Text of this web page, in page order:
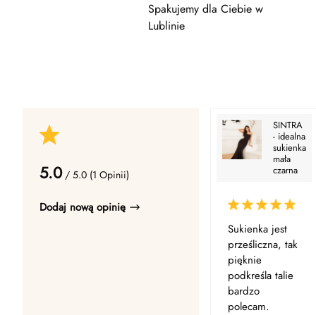
Spakujemy dla Ciebie w
Lublinie
5.0/ 5.0 (1 Opinii)
Dodaj nową opinię
SINTRA
- idealna
sukienka
mała
czarna
Sukienka jest
prześliczna, tak
pięknie
podkreśla talie
bardzo
polecam.